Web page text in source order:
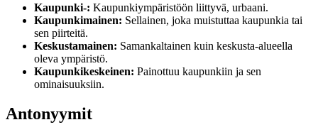
Kaupunki-: Kaupunkiympäristöön liittyvä, urbaani.
Kaupunkimainen: Sellainen, joka muistuttaa kaupunkia tai
sen piirteitä.
Keskustamainen: Samankaltainen kuin keskusta-alueella
oleva ympäristö.
Kaupunkikeskeinen: Painottuu kaupunkiin ja sen
ominaisuuksiin.
Antonyymit